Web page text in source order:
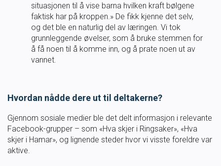
situasjonen til å vise barna hvilken kraft bølgene
faktisk har på kroppen.» De fikk kjenne det selv,
og det ble en naturlig del av læringen. Vi tok
grunnleggende øvelser, som å bruke stemmen for
å få noen til å komme inn, og å prate noen ut av
vannet.
Hvordan nådde dere ut til deltakerne?
Gjennom sosiale medier ble det delt informasjon i relevante
Facebook-grupper – som «Hva skjer i Ringsaker», «Hva
skjer i Hamar», og lignende steder hvor vi visste foreldre var
aktive.